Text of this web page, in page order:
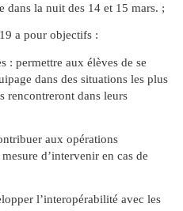
dans la nuit des 14 et 15 mars. ;
a pour objectifs :
: permettre aux élèves de se
dans des situations les plus
rencontreront dans leurs
aux opérations
d’intervenir en cas de
l’interopérabilité avec les